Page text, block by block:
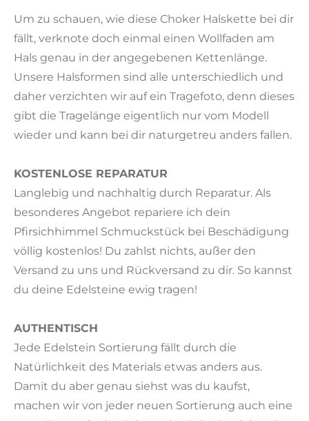
Um zu schauen, wie diese Choker Halskette bei dir
fällt, verknote doch einmal einen Wollfaden am
Hals genau in der angegebenen Kettenlänge.
Unsere Halsformen sind alle unterschiedlich und
daher verzichten wir auf ein Tragefoto, denn dieses
gibt die Tragelänge eigentlich nur vom Modell
wieder und kann bei dir naturgetreu anders fallen.
KOSTENLOSE REPARATUR
Langlebig und nachhaltig durch Reparatur. Als
besonderes Angebot repariere ich dein
Pfirsichhimmel Schmuckstück bei Beschädigung
völlig kostenlos! Du zahlst nichts, außer den
Versand zu uns und Rückversand zu dir. So kannst
du deine Edelsteine ewig tragen!
AUTHENTISCH
Jede Edelstein Sortierung fällt durch die
Natürlichkeit des Materials etwas anders aus.
Damit du aber genau siehst was du kaufst,
machen wir von jeder neuen Sortierung auch eine